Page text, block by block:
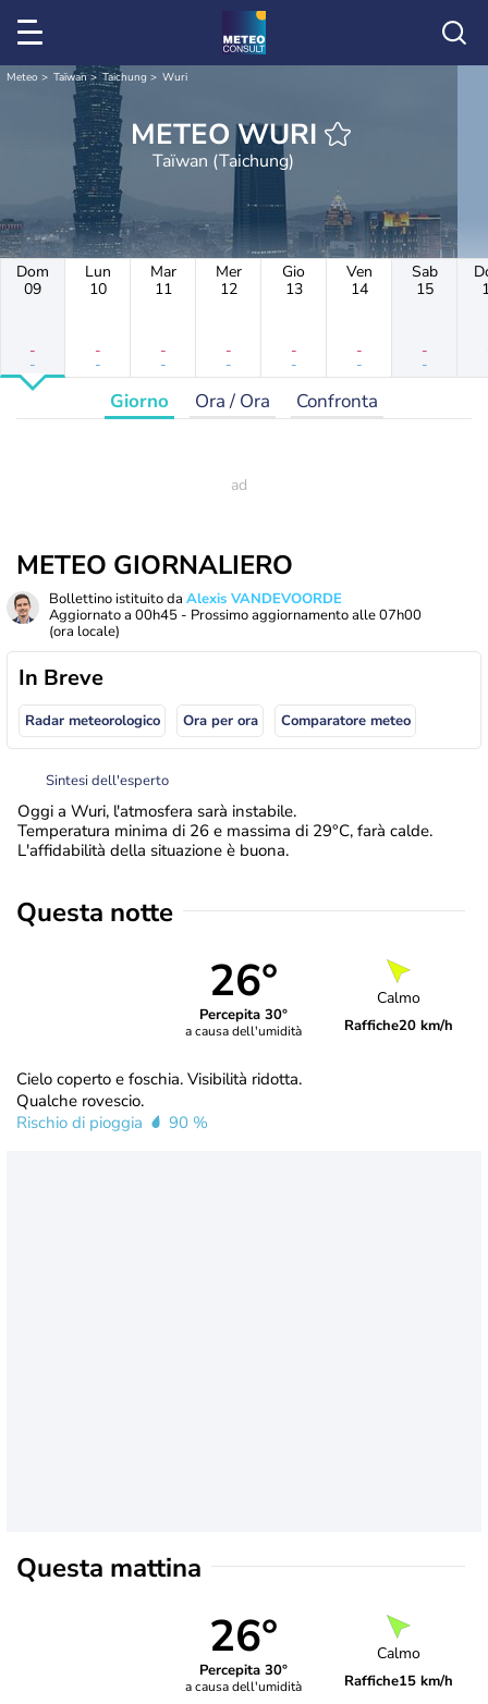
Meteo Taïwan Taichung Wuri
METEO WURI
Taïwan (Taichung)
Dom
09
-
-
Lun
10
-
-
Mar
11
-
-
Mer
12
-
-
Gio
13
-
-
Ven
14
-
-
Sab
15
-
-
Giorno Ora / Ora Confronta
METEO GIORNALIERO
Bollettino istituito da Alexis VANDEVOORDE
Aggiornato a 00h45 - Prossimo aggiornamento alle07h00
(ora locale)
In Breve
Radar meteorologico Ora per ora Comparatore meteo
Sintesi dell'esperto
Oggi a Wuri, l'atmosfera sarà instabile.
Temperatura minima di 26 e massima di 29°C, farà calde.
L'affidabilità della situazione è buona.
Questa notte
26°
Percepita 30°
a causa dell'umidità
Calmo
Raffiche20 km/h
Cielo coperto e foschia. Visibilità ridotta.
Qualche rovescio.
Rischio di pioggia
90 %
Questa mattina
26°
Percepita 30°
a causa dell'umidità
Calmo
Raffiche15 km/h